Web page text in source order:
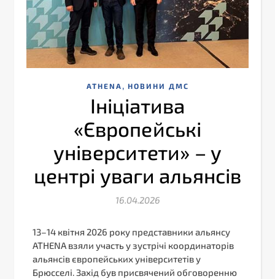
ATHENA , НОВИНИ ДМС
Ініціатива
«Європейські
університети» – у
центрі уваги альянсів
16.04.2026
13–14 квітня 2026 року представники альянсу
ATHENA взяли участь у зустрічі координаторів
альянсів європейських університетів у
Брюсселі. Захід був присвячений обговоренню